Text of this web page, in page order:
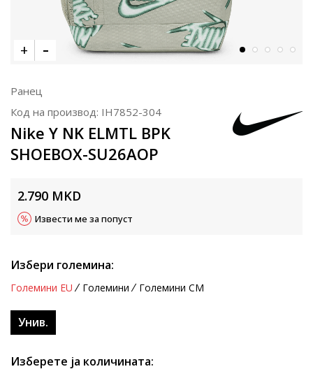
Ранец
Код на производ: IH7852-304
Nike Y NK ELMTL BPK
SHOEBOX-SU26AOP
2.790 MKD
Извести ме за попуст
Избери големина:
Големини EU Големини Големини CM
Унив.
Изберете ја количината: